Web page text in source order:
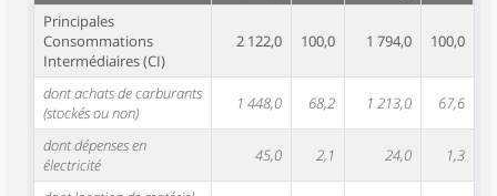
Principales
Consommations
Intermédiaires (CI)
2 122,0 100,0 1 794,0 100,0
dont achats de carburants
(stockés ou non)
1 448,0 68,2 1 213,0 67,6
dont dépenses en
électricité
45,0 2,1 24,0 1,3